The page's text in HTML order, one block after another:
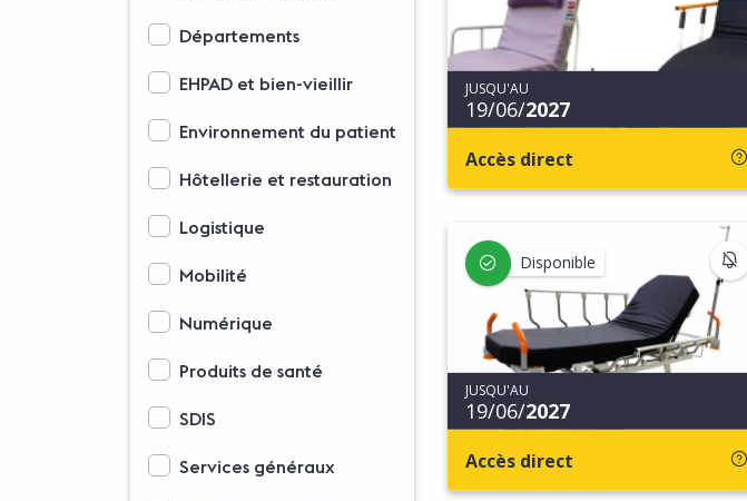
Départements
EHPAD et bien-vieillir
Environnement du patient
Hôtellerie et restauration
Logistique
Mobilité
Numérique
Produits de santé
SDIS
Services généraux
JUSQU'AU
19/06/2027
Accès direct
Disponible
JUSQU'AU
19/06/2027
Accès direct